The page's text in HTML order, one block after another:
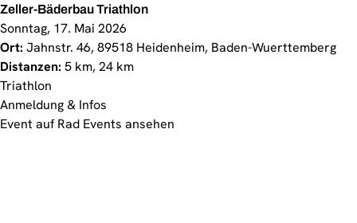
Zeller-Bäderbau Triathlon
Sonntag, 17. Mai 2026
Ort: Jahnstr. 46, 89518 Heidenheim, Baden-Wuerttemberg
Distanzen: 5 km, 24 km
Triathlon
Anmeldung & Infos
Event auf Rad Events ansehen